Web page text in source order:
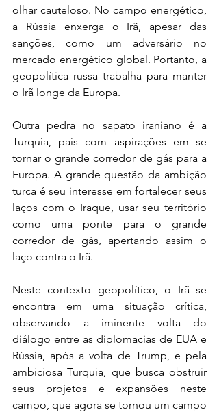
olhar cauteloso. No campo energético,
a Rússia enxerga o Irã, apesar das
sanções, como um adversário no
mercado energético global. Portanto, a
geopolítica russa trabalha para manter
o Irã longe da Europa.
Outra pedra no sapato iraniano é a
Turquia, país com aspirações em se
tornar o grande corredor de gás para a
Europa. A grande questão da ambição
turca é seu interesse em fortalecer seus
laços com o Iraque, usar seu território
como uma ponte para o grande
corredor de gás, apertando assim o
laço contra o Irã.
Neste contexto geopolítico, o Irã se
encontra em uma situação crítica,
observando a iminente volta do
diálogo entre as diplomacias de EUA e
Rússia, após a volta de Trump, e pela
ambiciosa Turquia, que busca obstruir
seus projetos e expansões neste
campo, que agora se tornou um campo